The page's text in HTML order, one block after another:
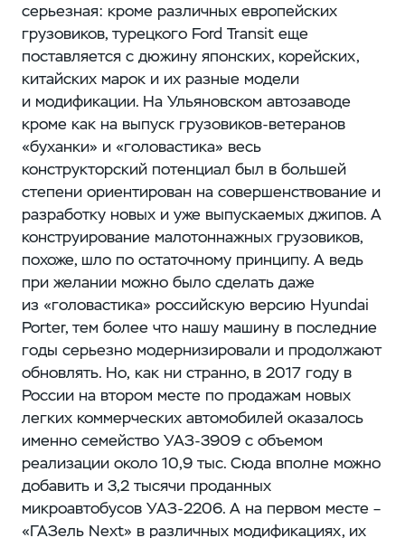
серьезная: ​кроме различных европейских
грузовиков, турецкого Ford Transit еще
поставляется с дюжину японских, корейских,
китайских марок и их разные модели
и модификации. На Ульяновском автозаводе
кроме как на выпуск грузовиков-ветеранов
«буханки» и «головастика» весь
конструкторский потенциал был в большей
степени ориентирован на совершенствование и
разработку новых и уже выпускаемых джипов. А
конструирование малотоннажных грузовиков,
похоже, шло по остаточному принципу. А ведь
при желании можно было сделать даже
из «головастика» российскую версию Hyundai
Porter, тем более что нашу машину в последние
годы серьезно модернизировали и продолжают
обновлять. Но, как ни странно, в 2017 году в
России на втором месте по продажам новых
легких коммерческих автомобилей оказалось
именно семейство УАЗ‑3909 с объемом
реализации около 10,9 тыс. Сюда вполне можно
добавить и 3,2 тысячи проданных
микроавтобусов УАЗ‑2206. А на первом месте –
​«ГАЗель Next» в различных модификациях, их